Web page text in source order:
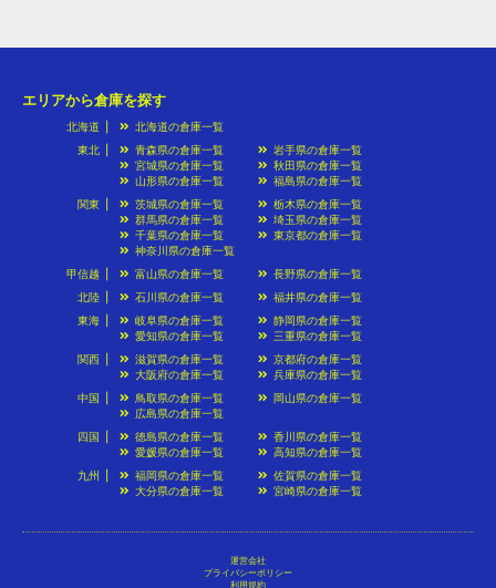
エリアから倉庫を探す
北海道
北海道の倉庫一覧
東北
青森県の倉庫一覧
岩手県の倉庫一覧
宮城県の倉庫一覧
秋田県の倉庫一覧
山形県の倉庫一覧
福島県の倉庫一覧
関東
茨城県の倉庫一覧
栃木県の倉庫一覧
群馬県の倉庫一覧
埼玉県の倉庫一覧
千葉県の倉庫一覧
東京都の倉庫一覧
神奈川県の倉庫一覧
甲信越
富山県の倉庫一覧
長野県の倉庫一覧
北陸
石川県の倉庫一覧
福井県の倉庫一覧
東海
岐阜県の倉庫一覧
静岡県の倉庫一覧
愛知県の倉庫一覧
三重県の倉庫一覧
関西
滋賀県の倉庫一覧
京都府の倉庫一覧
大阪府の倉庫一覧
兵庫県の倉庫一覧
中国
鳥取県の倉庫一覧
岡山県の倉庫一覧
広島県の倉庫一覧
四国
徳島県の倉庫一覧
香川県の倉庫一覧
愛媛県の倉庫一覧
高知県の倉庫一覧
九州
福岡県の倉庫一覧
佐賀県の倉庫一覧
大分県の倉庫一覧
宮崎県の倉庫一覧
運営会社
プライバシーポリシー
利用規約